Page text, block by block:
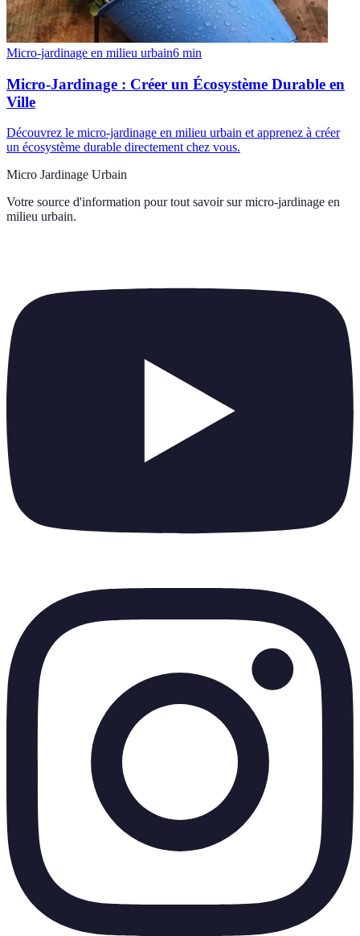
Micro-jardinage en milieu urbain6 min
Micro-Jardinage : Créer un Écosystème Durable en
Ville
Découvrez le micro-jardinage en milieu urbain et apprenez à créer
un écosystème durable directement chez vous.
Micro Jardinage Urbain
Votre source d'information pour tout savoir sur micro-jardinage en
milieu urbain.